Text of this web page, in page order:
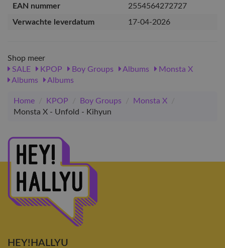
EAN nummer
2554564272727
Verwachte leverdatum
17-04-2026
Shop meer
SALE
KPOP Boy Groups Albums
Monsta X
Albums
Albums
Home / KPOP / Boy Groups / Monsta X
/
Monsta X - Unfold - Kihyun
HEY!HALLYU